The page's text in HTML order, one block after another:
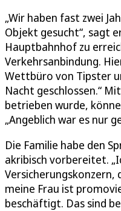
„Wir haben fast zwei
Objekt gesucht“, sagt
Hauptbahnhof zu
Verkehrsanbindung.
Wettbüro von Tipster
Nacht geschlossen.“
betrieben wurde,
„Angeblich war es nur
Die Familie habe den
akribisch vorbereitet.
Versicherungskonzern,
meine Frau ist
beschäftigt. Das sind